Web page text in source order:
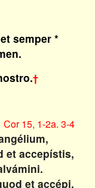
semper *
†
Cor 15, 1-2a. 3-4
et accepístis,
et accépi,